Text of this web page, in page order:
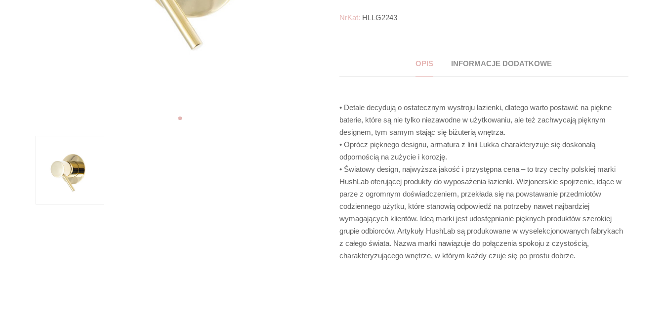
NrKat: HLLG2243
OPIS INFORMACJE DODATKOWE
• Detale decydują o ostatecznym wystroju łazienki, dlatego warto postawić na piękne
baterie, które są nie tylko niezawodne w użytkowaniu, ale też zachwycają pięknym
designem, tym samym stając się biżuterią wnętrza.
• Oprócz pięknego designu, armatura z linii Lukka charakteryzuje się doskonałą
odpornością na zużycie i korozję.
• Światowy design, najwyższa jakość i przystępna cena – to trzy cechy polskiej marki
HushLab oferującej produkty do wyposażenia łazienki. Wizjonerskie spojrzenie, idące w
parze z ogromnym doświadczeniem, przekłada się na powstawanie przedmiotów
codziennego użytku, które stanowią odpowiedź na potrzeby nawet najbardziej
wymagających klientów. Ideą marki jest udostępnianie pięknych produktów szerokiej
grupie odbiorców. Artykuły HushLab są produkowane w wyselekcjonowanych fabrykach
z całego świata. Nazwa marki nawiązuje do połączenia spokoju z czystością,
charakteryzującego wnętrze, w którym każdy czuje się po prostu dobrze.